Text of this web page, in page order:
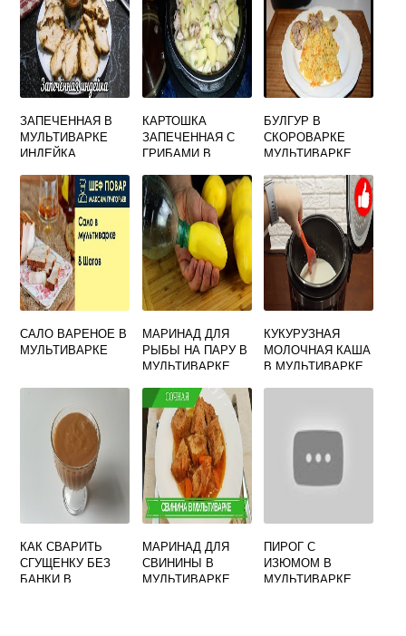
ЗАПЕЧЕННАЯ В
МУЛЬТИВАРКЕ
ИНДЕЙКА
КАРТОШКА
ЗАПЕЧЕННАЯ С
ГРИБАМИ В
БУЛГУР В
СКОРОВАРКЕ
МУЛЬТИВАРКЕ
САЛО ВАРЕНОЕ В
МУЛЬТИВАРКЕ
МАРИНАД ДЛЯ
РЫБЫ НА ПАРУ В
МУЛЬТИВАРКЕ
КУКУРУЗНАЯ
МОЛОЧНАЯ КАША
В МУЛЬТИВАРКЕ
КАК СВАРИТЬ
СГУЩЕНКУ БЕЗ
БАНКИ В
МАРИНАД ДЛЯ
СВИНИНЫ В
МУЛЬТИВАРКЕ
ПИРОГ С
ИЗЮМОМ В
МУЛЬТИВАРКЕ